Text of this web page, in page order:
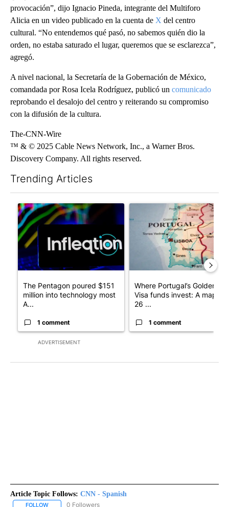
provocación”, dijo Ignacio Pineda, integrante del Multiforo
Alicia en un video publicado en la cuenta de X del centro
cultural. “No entendemos qué pasó, no sabemos quién dio la
orden, no estaba saturado el lugar, queremos que se esclarezca”,
agregó.
A nivel nacional, la Secretaría de la Gobernación de México,
comandada por Rosa Icela Rodríguez, publicó un comunicado
reprobando el desalojo del centro y reiterando su compromiso
con la difusión de la cultura.
The-CNN-Wire
™ & © 2025 Cable News Network, Inc., a Warner Bros.
Discovery Company. All rights reserved.
Trending Articles
ADVERTISEMENT
A trending article titled "The Pentagon poured $151 million
The Pentagon poured $151
million into technology most
A...
1 comment
A trending article titled
Where Portugal’s Golden
Visa funds invest: A map of
26 ...
1 comment
Article Topic Follows: CNN - Spanish
FOLLOW FOLLOW "CNN - SPANISH" TO RECEIVE NOTIFICATIONS ABOUT
0 Followers